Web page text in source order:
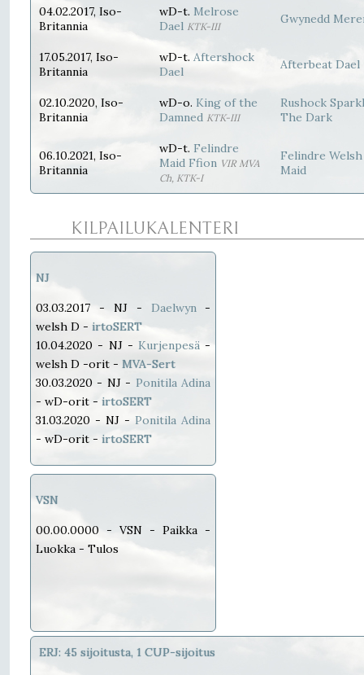
04.02.2017, Iso-
Britannia
wD-t. Melrose
Dael KTK-III
Gwynedd
17.05.2017, Iso-
Britannia
wD-t. Aftershock
Dael
Afterbeat Dael
02.10.2020, Iso-
Britannia
wD-o. King of the
Damned KTK-III
Rushock
The Dark
06.10.2021, Iso-
Britannia
wD-t. Felindre
Maid Ffion VIR MVA
Ch, KTK-I
Felindre Welsh
Maid
KILPAILUKALENTERI
NJ
03.03.2017 - NJ - Daelwyn-
welsh D - irtoSERT
10.04.2020 - NJ - Kurjenpesä -
welsh D -orit - MVA-Sert
30.03.2020 - NJ - Ponitila Adina
- wD-orit - irtoSERT
31.03.2020 - NJ -Ponitila Adina
- wD-orit - irtoSERT
VSN
00.00.0000 - VSN - Paikka -
Luokka - Tulos
ERJ: 45 sijoitusta, 1 CUP-sijoitus